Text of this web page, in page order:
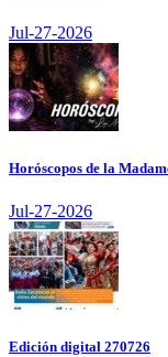
Jul-27-2026
Horóscopos de la
Jul-27-2026
Edición digital 270726